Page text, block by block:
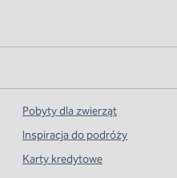
Pobyty dla zwierząt
Inspiracja do podróży
Karty kredytowe